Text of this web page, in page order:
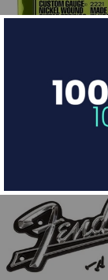
Slinky Regular 10-